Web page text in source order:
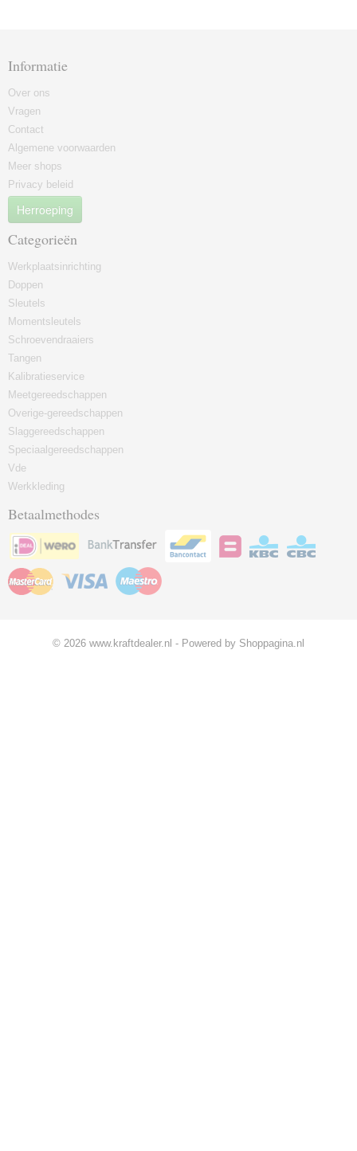
Informatie
Over ons
Vragen
Contact
Algemene voorwaarden
Meer shops
Privacy beleid
Herroeping
Categorieën
Werkplaatsinrichting
Doppen
Sleutels
Momentsleutels
Schroevendraaiers
Tangen
Kalibratieservice
Meetgereedschappen
Overige-gereedschappen
Slaggereedschappen
Speciaalgereedschappen
Vde
Werkkleding
Betaalmethodes
© 2026 www.kraftdealer.nl - Powered by Shoppagina.nl